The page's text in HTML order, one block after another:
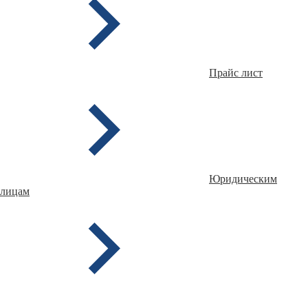
Прайс лист
Юридическим
лицам